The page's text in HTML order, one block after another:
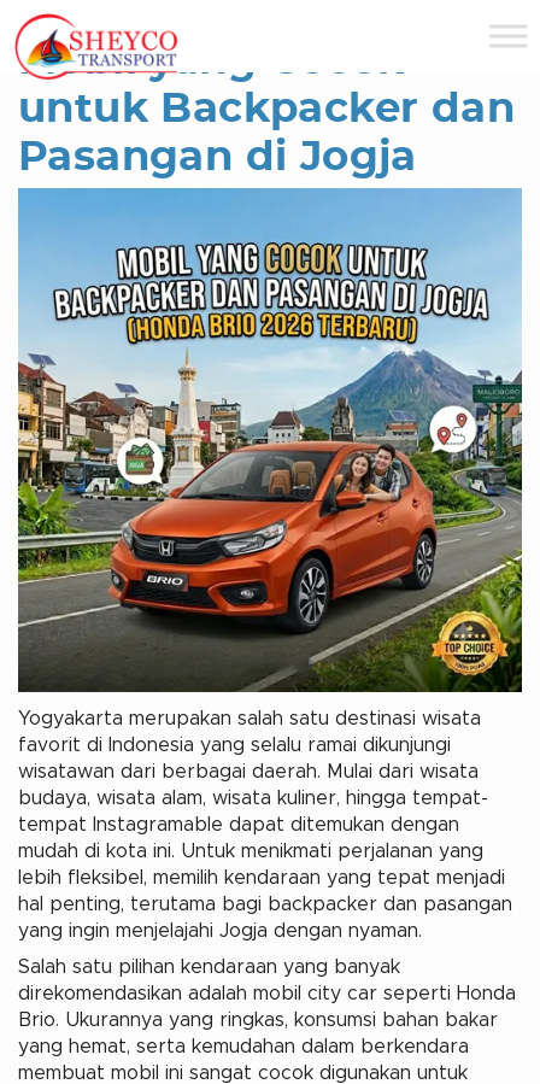
Sheyco Transport
Mobil yang Cocok
untuk Backpacker dan
Pasangan di Jogja
Yogyakarta merupakan salah satu destinasi wisata
favorit di Indonesia yang selalu ramai dikunjungi
wisatawan dari berbagai daerah. Mulai dari wisata
budaya, wisata alam, wisata kuliner, hingga tempat-
tempat Instagramable dapat ditemukan dengan
mudah di kota ini. Untuk menikmati perjalanan yang
lebih fleksibel, memilih kendaraan yang tepat menjadi
hal penting, terutama bagi backpacker dan pasangan
yang ingin menjelajahi Jogja dengan nyaman.
Salah satu pilihan kendaraan yang banyak
direkomendasikan adalah mobil city car seperti Honda
Brio. Ukurannya yang ringkas, konsumsi bahan bakar
yang hemat, serta kemudahan dalam berkendara
membuat mobil ini sangat cocok digunakan untuk